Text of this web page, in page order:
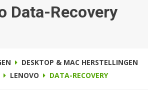
Data-Recovery
DESKTOP & MAC HERSTELLINGEN
LENOVO DATA-RECOVERY